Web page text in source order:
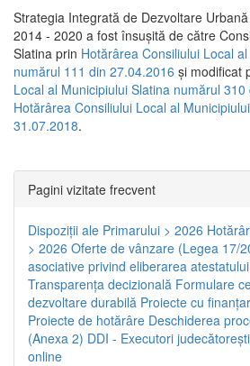
Strategia Integrată de Dezvoltare
2014 - 2020 a fost însuşită de către
Slatina prin Hotărârea Consiliului Local
numărul 111 din 27.04.2016 și modificat
Local al Municipiului Slatina numărul
Hotărârea Consiliului Local al
31.07.2018.
Pagini vizitate frecvent
Dispoziţii ale Primarului > 2026
> 2026 Oferte de vânzare (Legea 17/
asociative privind eliberarea
Transparenţa decizională Formulare
dezvoltare durabilă Proiecte cu
Proiecte de hotărâre Deschiderea
(Anexa 2) DDI - Executori judecătorești
online